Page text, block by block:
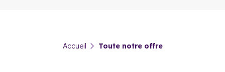
Accueil Toute notre offre